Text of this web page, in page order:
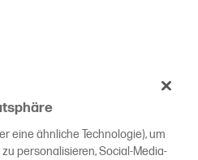
eine ähnliche Technologie), um
personalisieren, Social-Media-